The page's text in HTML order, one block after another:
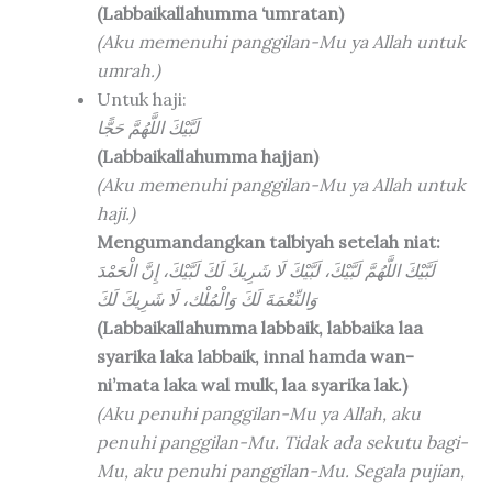
(Labbaikallahumma ‘umratan)
(Aku memenuhi panggilan-Mu ya Allah untuk
umrah.)
Untuk haji:
لَبَّيْكَ اللَّهُمَّ حَجًّا
(Labbaikallahumma hajjan)
(Aku memenuhi panggilan-Mu ya Allah untuk
haji.)
Mengumandangkan talbiyah setelah niat:
لَبَّيْكَ اللَّهُمَّ لَبَّيْكَ، لَبَّيْكَ لَا شَرِيكَ لَكَ لَبَّيْكَ، إِنَّ الْحَمْدَ
وَالنِّعْمَةَ لَكَ وَالْمُلْك، لَا شَرِيكَ لَكَ
(Labbaikallahumma labbaik, labbaika laa
syarika laka labbaik, innal hamda wan-
ni’mata laka wal mulk, laa syarika lak.)
(Aku penuhi panggilan-Mu ya Allah, aku
penuhi panggilan-Mu. Tidak ada sekutu bagi-
Mu, aku penuhi panggilan-Mu. Segala pujian,